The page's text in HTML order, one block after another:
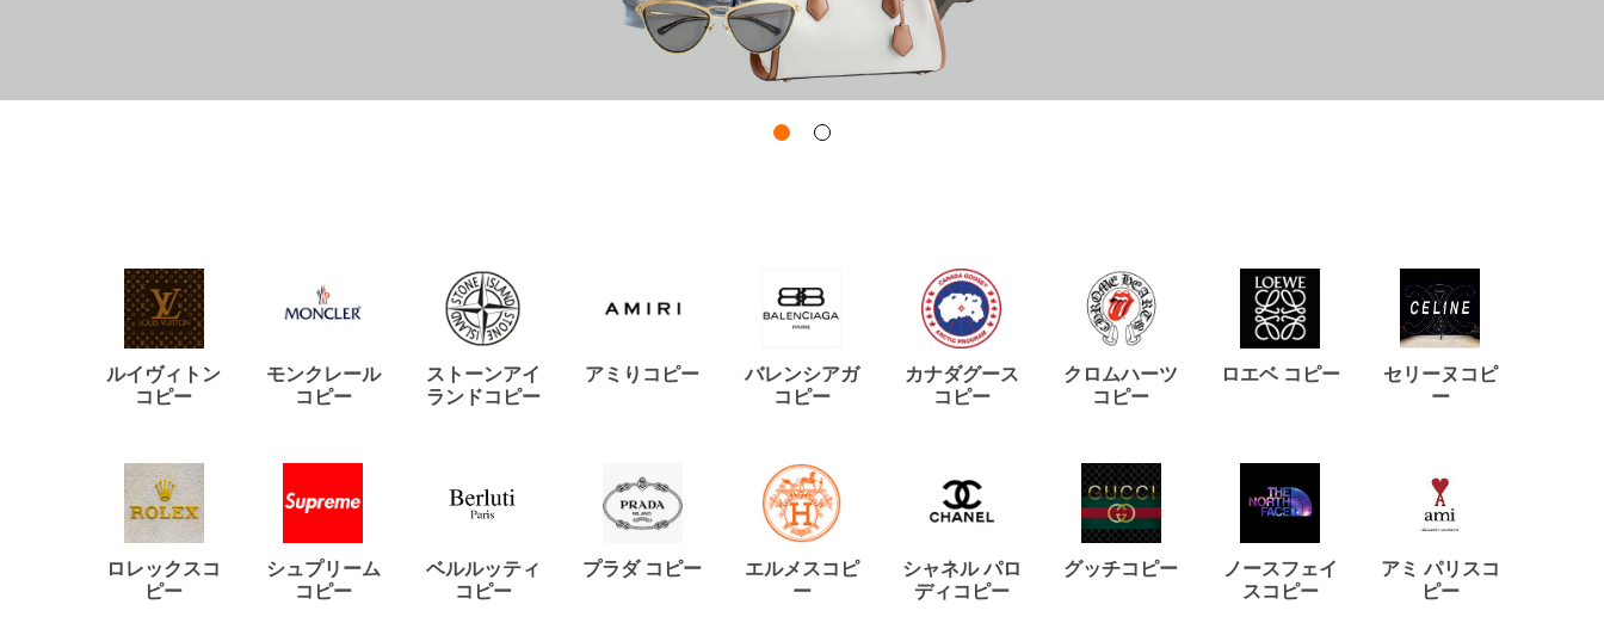
ルイヴィトン
コピー
モンクレール
コピー
ストーンアイ
ランドコピー
アミりコピー
バレンシアガ
コピー
カナダグース
コピー
クロムハーツ
コピー
ロエベ コピー
セリーヌコピ
ー
ロレックスコ
ピー
シュプリーム
コピー
ベルルッティ
コピー
プラダ コピー
エルメスコピ
ー
シャネル パロ
ディコピー
グッチコピー
ノースフェイ
スコピー
アミ パリスコ
ピー